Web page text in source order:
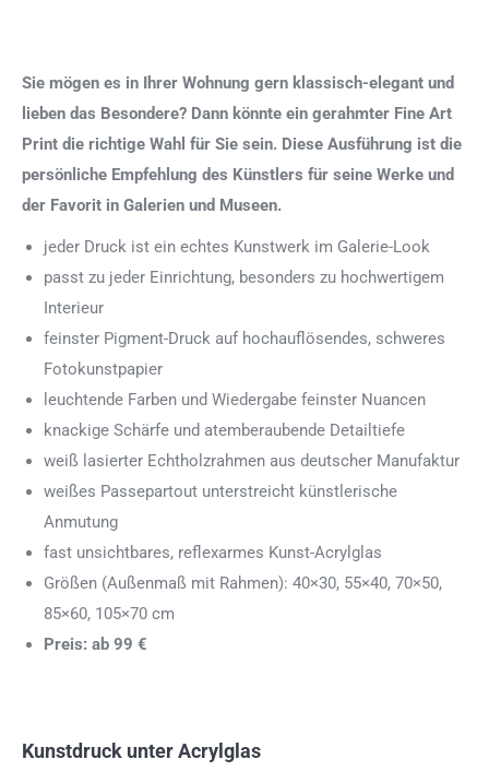
Sie mögen es in Ihrer Wohnung gern klassisch-elegant und
lieben das Besondere? Dann könnte ein gerahmter Fine Art
Print die richtige Wahl für Sie sein. Diese Ausführung ist die
persönliche Empfehlung des Künstlers für seine Werke und
der Favorit in Galerien und Museen.
jeder Druck ist ein echtes Kunstwerk im Galerie-Look
passt zu jeder Einrichtung, besonders zu hochwertigem
Interieur
feinster Pigment-Druck auf hochauflösendes, schweres
Fotokunstpapier
leuchtende Farben und Wiedergabe feinster Nuancen
knackige Schärfe und atemberaubende Detailtiefe
weiß lasierter Echtholzrahmen aus deutscher Manufaktur
weißes Passepartout unterstreicht künstlerische
Anmutung
fast unsichtbares, reflexarmes Kunst-Acrylglas
Größen (Außenmaß mit Rahmen): 40×30, 55×40, 70×50,
85×60, 105×70 cm
Preis: ab 99 €
Kunstdruck unter Acrylglas